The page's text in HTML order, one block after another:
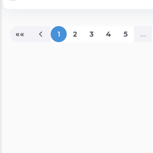
«« 1Página Actual
2 3 4 5 ...